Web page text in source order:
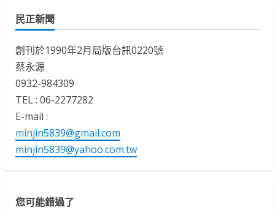
民正新聞
創刊於1990年2月局版台訊0220號
蔡永源
0932-984309
TEL : 06-2277282
E-mail :
minjin5839@gmail.com
minjin5839@yahoo.com.tw
您可能錯過了